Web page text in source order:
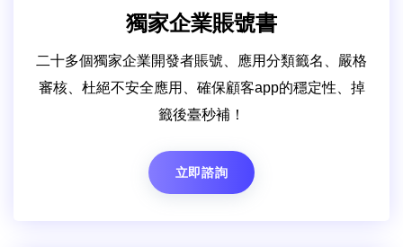
獨家企業賬號書
二十多個獨家企業開發者賬號、應用分類籤名、嚴格
審核、杜絕不安全應用、確保顧客app的穩定性、掉
籤後臺秒補！
立即諮詢